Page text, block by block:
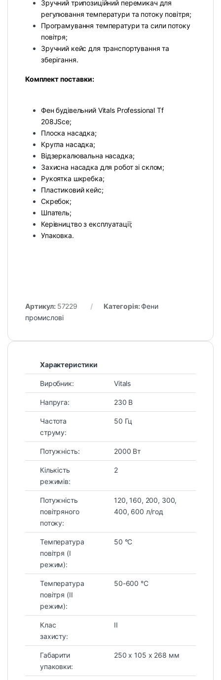
Зручний трипозиційний перемикач для
регулювання температури та потоку повітря;
Програмування температури та сили потоку
повітря;
Зручний кейс для транспортування та
зберігання.
Комплект поставки:
Фен будівельний Vitals Professional Tf
208JSce;
Плоска насадка;
Кругла насадка;
Відзеркалювальна насадка;
Захисна насадка для робот зі склом;
Рукоятка шкребка;
Пластиковий кейс;
Скребок;
Шпатель;
Керівництво з експлуатації;
Упаковка.
Артикул: 57229 Категорія: Фени
промислові
Характеристики
Виробник: Vitals
Напруга: 230 В
Частота
струму:
50 Гц
Потужність: 2000 Вт
Кількість
режимів:
2
Потужність
повітряного
потоку:
120, 160, 200, 300,
400, 600 л/год
Температура
повітря (І
режим):
50 °С
Температура
повітря (ІІ
режим):
50-600 °С
Клас
захисту:
ІІ
Габарити
упаковки:
250 х 105 х 268 мм